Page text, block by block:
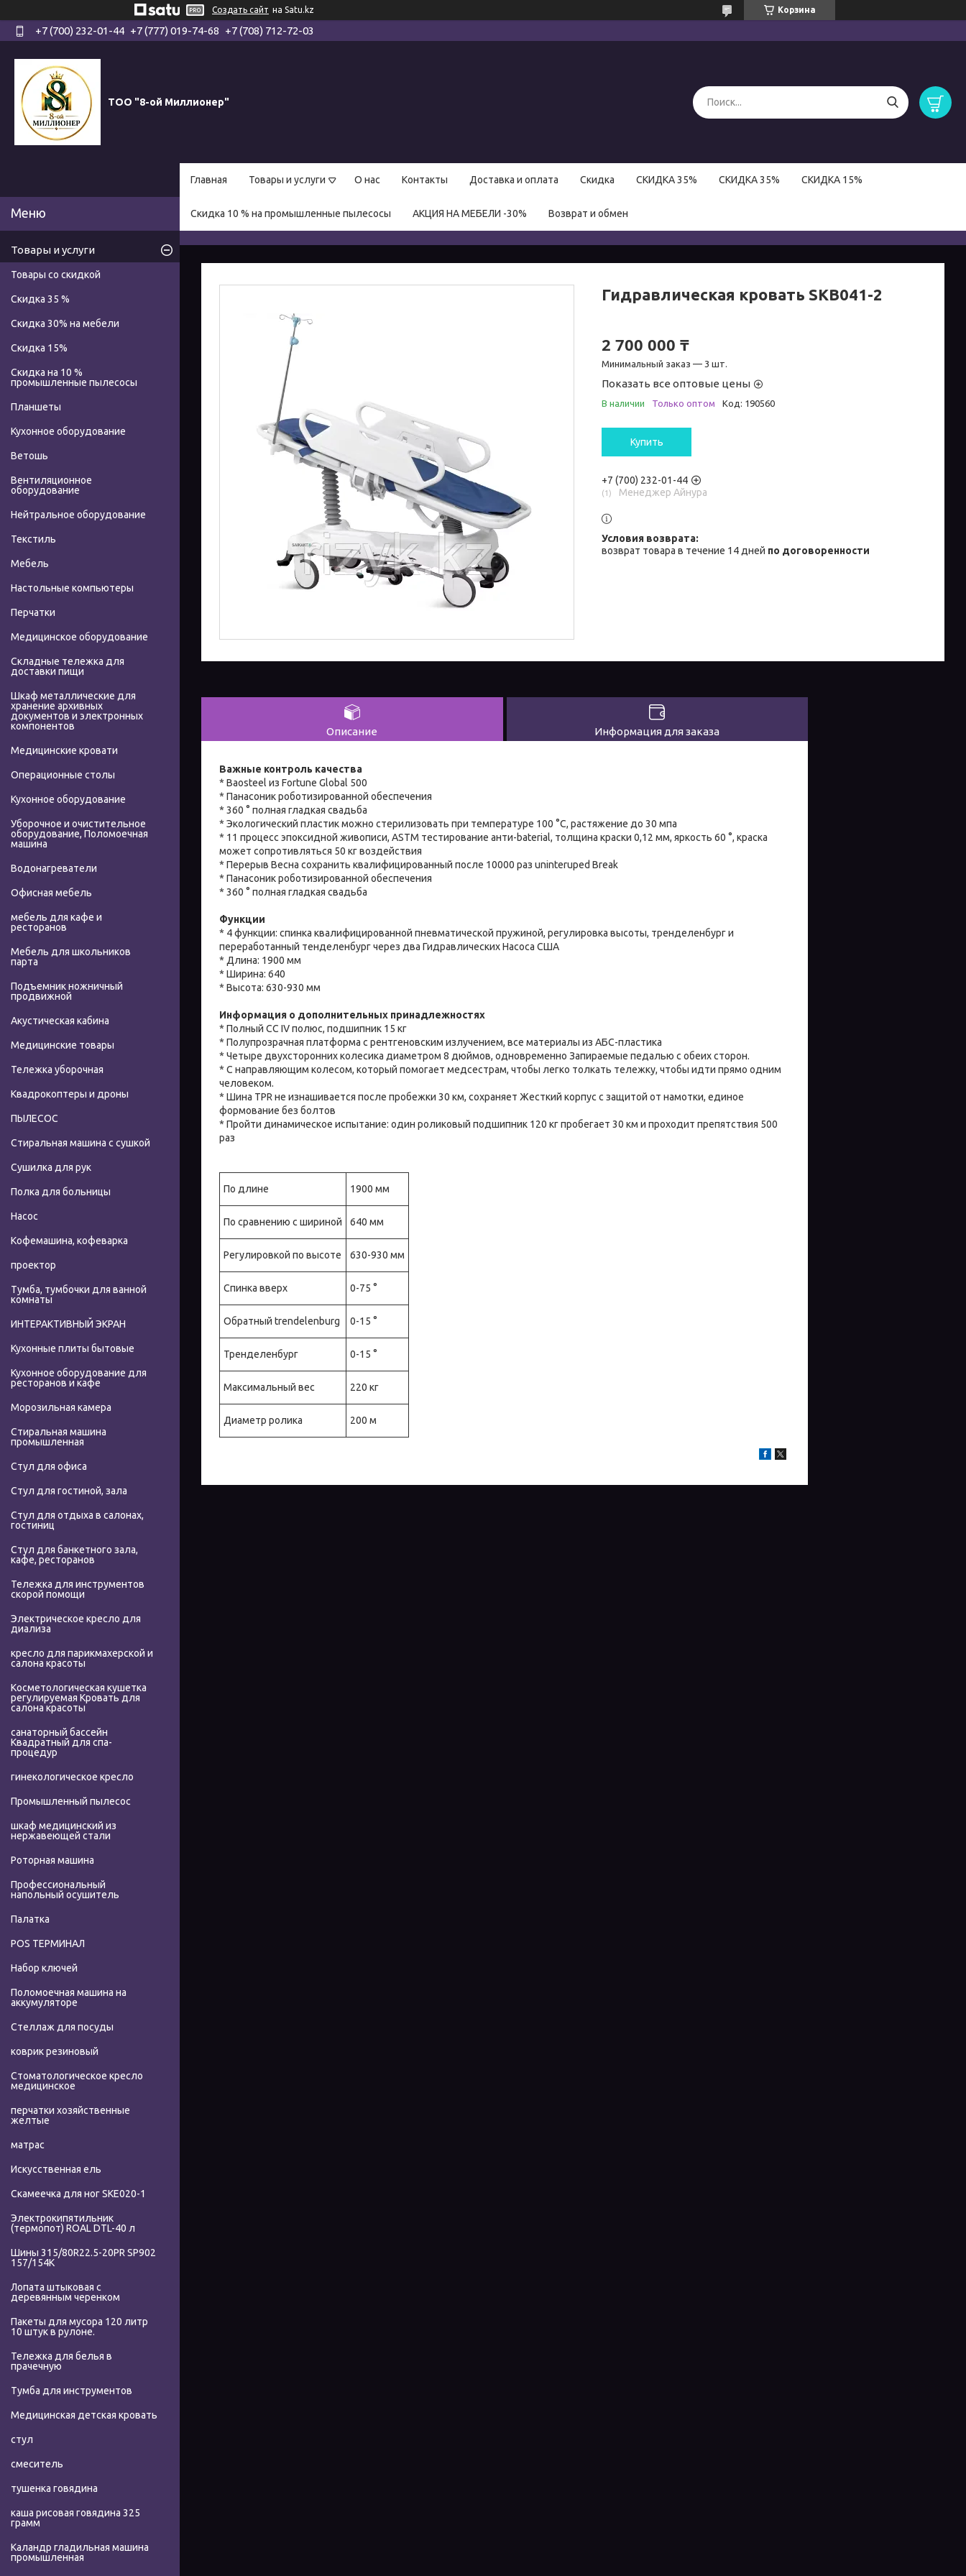
Создать сайт на Satu.kz Корзина
+7 (700) 232-01-44 +7 (777) 019-74-68 +7 (708) 712-72-03
ТОО "8-ой Миллионер"
Главная Товары и услуги О нас Контакты Доставка и оплата Скидка СКИДКА 35% СКИДКА 35% СКИДКА 15%
Скидка 10 % на промышленные пылесосы АКЦИЯ НА МЕБЕЛИ -30% Возврат и обмен
Гидравлическая кровать SKB041-2
2 700 000 ₸
Минимальный заказ — 3 шт.
Показать все оптовые цены
В наличии Только оптом Код: 190560
Купить
+7 (700) 232-01-44
1 Менеджер Айнура
возврат товара в течение 14 дней по договоренности
Описание Информация для заказа
Важные контроль качества
* Baosteel из Fortune Global 500
* Панасоник роботизированной обеспечения
* 360 ° полная гладкая свадьба
* Экологический пластик можно стерилизовать при температуре 100 °C, растяжение до 30 мпа
* 11 процесс эпоксидной живописи, ASTM тестирование анти-baterial, толщина краски 0,12 мм, яркость 60 °, краска
может сопротивляться 50 кг воздействия
* Перерыв Весна сохранить квалифицированный после 10000 раз uninteruped Break
* Панасоник роботизированной обеспечения
* 360 ° полная гладкая свадьба
Функции
* 4 функции: спинка квалифицированной пневматической пружиной, регулировка высоты, тренделенбург и
переработанный тенделенбург через два Гидравлических Насоса США
* Длина: 1900 мм
* Ширина: 640
* Высота: 630-930 мм
Информация о дополнительных принадлежностях
* Полный СС IV полюс, подшипник 15 кг
* Полупрозрачная платформа с рентгеновским излучением, все материалы из АБС-пластика
* Четыре двухсторонних колесика диаметром 8 дюймов, одновременно Запираемые педалью с обеих сторон.
* С направляющим колесом, который помогает медсестрам, чтобы легко толкать тележку, чтобы идти прямо одним
человеком.
* Шина TPR не изнашивается после пробежки 30 км, сохраняет Жесткий корпус с защитой от намотки, единое
формование без болтов
* Пройти динамическое испытание: один роликовый подшипник 120 кг пробегает 30 км и проходит препятствия 500
раз
По длине 1900 мм
По сравнению с шириной 640 мм
Регулировкой по высоте 630-930 мм
Спинка вверх 0-75 °
Обратный trendelenburg 0-15 °
Тренделенбург 0-15 °
Максимальный вес 220 кг
Диаметр ролика 200 м
Товары и услуги
Товары со скидкой
Скидка 35 %
Скидка 30% на мебели
Скидка 15%
Скидка на 10 %
промышленные пылесосы
Планшеты
Кухонное оборудование
Ветошь
Вентиляционное
оборудование
Нейтральное оборудование
Текстиль
Мебель
Настольные компьютеры
Перчатки
Медицинское оборудование
Складные тележка для
доставки пищи
Шкаф металлические для
хранение архивных
документов и электронных
компонентов
Медицинские кровати
Операционные столы
Кухонное оборудование
Уборочное и очистительное
оборудование, Поломоечная
машина
Водонагреватели
Офисная мебель
мебель для кафе и
ресторанов
Мебель для школьников
парта
Подъемник ножничный
продвижной
Акустическая кабина
Медицинские товары
Тележка уборочная
Квадрокоптеры и дроны
ПЫЛЕСОС
Стиральная машина с сушкой
Сушилка для рук
Полка для больницы
Насос
Кофемашина, кофеварка
проектор
Тумба, тумбочки для ванной
комнаты
ИНТЕРАКТИВНЫЙ ЭКРАН
Кухонные плиты бытовые
Кухонное оборудование для
ресторанов и кафе
Морозильная камера
Стиральная машина
промышленная
Стул для офиса
Стул для гостиной, зала
Стул для отдыха в салонах,
гостиниц
Стул для банкетного зала,
кафе, ресторанов
Тележка для инструментов
скорой помощи
Электрическое кресло для
диализа
кресло для парикмахерской и
салона красоты
Косметологическая кушетка
регулируемая Кровать для
салона красоты
санаторный бассейн
Квадратный для спа-
процедур
гинекологическое кресло
Промышленный пылесос
шкаф медицинский из
нержавеющей стали
Роторная машина
Профессиональный
напольный осушитель
Палатка
POS ТЕРМИНАЛ
Набор ключей
Поломоечная машина на
аккумуляторе
Стеллаж для посуды
коврик резиновый
Стоматологическое кресло
медицинское
перчатки хозяйственные
желтые
матрас
Искусственная ель
Скамеечка для ног SKE020-1
Электрокипятильник
(термопот) ROAL DTL-40 л
Шины 315/80R22.5-20PR SP902
157/154K
Лопата штыковая с
деревянным черенком
Пакеты для мусора 120 литр
10 штук в рулоне.
Тележка для белья в
прачечную
Тумба для инструментов
Медицинская детская кровать
стул
смеситель
тушенка говядина
каша рисовая говядина 325
грамм
Каландр гладильная машина
промышленная